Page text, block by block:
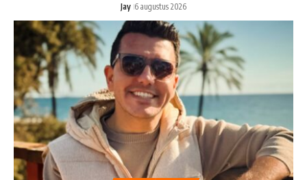
Jay 6 augustus 2026